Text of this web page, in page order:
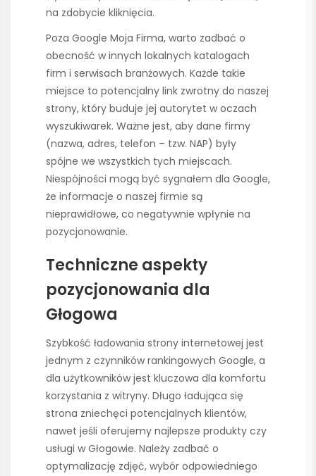
na zdobycie kliknięcia.
Poza Google Moja Firma, warto zadbać o
obecność w innych lokalnych katalogach
firm i serwisach branżowych. Każde takie
miejsce to potencjalny link zwrotny do naszej
strony, który buduje jej autorytet w oczach
wyszukiwarek. Ważne jest, aby dane firmy
(nazwa, adres, telefon – tzw. NAP) były
spójne we wszystkich tych miejscach.
Niespójności mogą być sygnałem dla Google,
że informacje o naszej firmie są
nieprawidłowe, co negatywnie wpłynie na
pozycjonowanie.
Techniczne aspekty
pozycjonowania dla
Głogowa
Szybkość ładowania strony internetowej jest
jednym z czynników rankingowych Google, a
dla użytkowników jest kluczowa dla komfortu
korzystania z witryny. Długo ładująca się
strona zniechęci potencjalnych klientów,
nawet jeśli oferujemy najlepsze produkty czy
usługi w Głogowie. Należy zadbać o
optymalizację zdjęć, wybór odpowiedniego